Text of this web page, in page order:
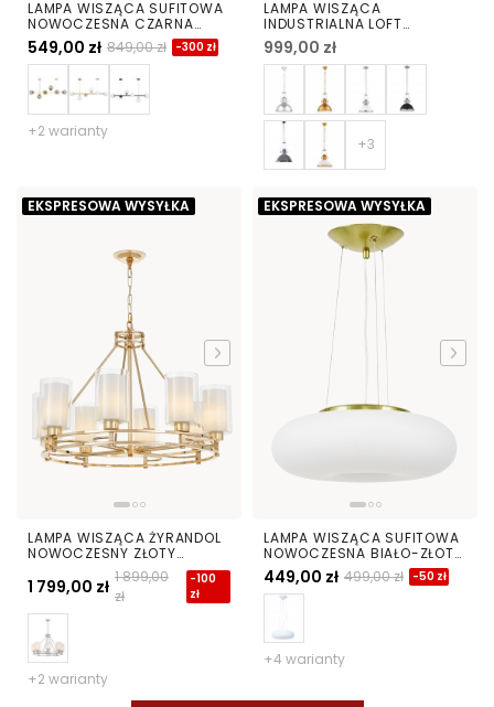
LAMPA WISZĄCA SUFITOWA
NOWOCZESNA CZARNA
CEREDO W6
549,00 zł 849,00 zł -300 zł
+2 warianty
LAMPA WISZĄCA
INDUSTRIALNA LOFT
CZARNO-MOSIĘŻNA ETTORE
999,00 zł
EKSPRESOWA WYSYŁKA
LAMPA WISZĄCA ŻYRANDOL
NOWOCZESNY ZŁOTY
MARIETTA W8
1 799,00 zł 1 899,00
zł
-100
zł
+2 warianty
EKSPRESOWA WYSYŁKA
LAMPA WISZĄCA SUFITOWA
NOWOCZESNA BIAŁO-ZŁOTA
BIANTE D38
449,00 zł 499,00 zł -50 zł
+4 warianty